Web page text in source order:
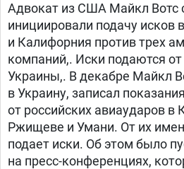
Адвокат из США Майкл Вотс
инициировали подачу исков
и Калифорния против трех
компаний,. Иски подаются
Украины,. В декабре Майкл
в Украину, записал
от российских авиаударов в
Ржищеве и Умани. От их
подает иски. Об этом было
на пресс-конференциях,